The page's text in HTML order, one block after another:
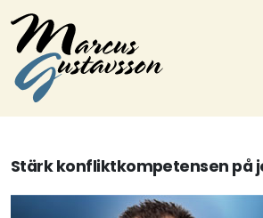
Stärk konfliktkompetensen på